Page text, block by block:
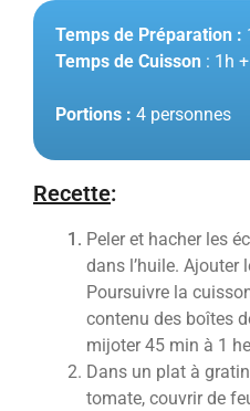
Temps de Préparation :
Temps de Cuisson : 1h
Portions : 4 personnes
Recette:
Peler et hacher les
dans l’huile. Ajouter
Poursuivre la
contenu des boîtes
mijoter 45 min à 1
Dans un plat à
tomate, couvrir de